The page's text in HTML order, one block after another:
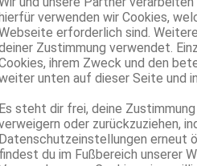
verwenden wir Cookies,
erforderlich sind.
Zustimmung verwendet.
ihrem Zweck und den
unten auf dieser Seite und
steht dir frei, deine
oder zurückzuziehen,
erneut
du im Fußbereich unserer
ZK, 69, Franz b. Ihr, BV,
Aschaffenburg
Lani -Heißöl Massage
Amberg
Hofmarkweg 1
Bee Top Massage